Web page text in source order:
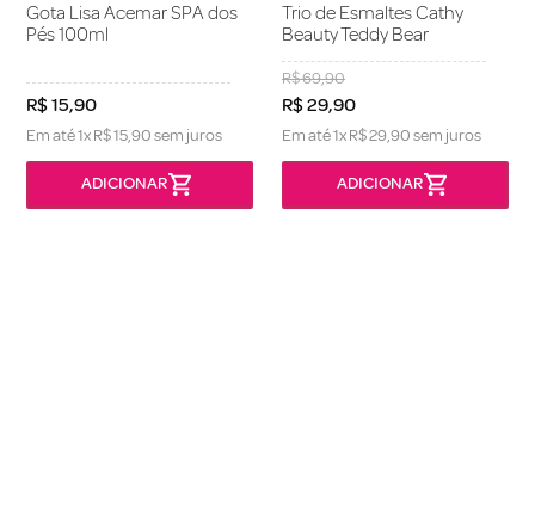
Gota Lisa Acemar SPA dos
Pés 100ml
R$15,90
Em até1xR$15,90sem juros
Trio de Esmaltes Cathy
Beauty Teddy Bear
R$69,90
R$29,90
Em até1xR$29,90sem juros